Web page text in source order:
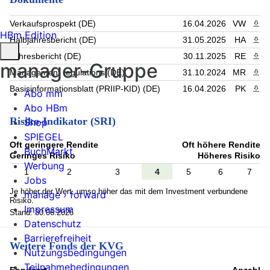
Verkaufsprospekt (DE) 16.04.2026 VW
Halbjahresbericht (DE)
31.05.2025 HA
Jahresbericht (DE)
30.11.2025 RE
Management regulations (DE)
31.10.2024 MR
Basisinformationsblatt (PRIIP-KID) (DE)
16.04.2026 PK
Risiko-Indikator (SRI)
Oft geringere Rendite
Geringes Risiko
Oft höhere Rendite
Höheres Risiko
1
2 3 4 5 6 7
Je höher der Wert, umso höher das mit dem Investment verbundene
Risiko.
Stand: 30.06.2026
Weitere Fonds der KVG
HBm Edition
manager-Gruppe
Abo mm
Abo HBm
Shop
SPIEGEL
BuchMarkt
Werbung
Jobs
manage › forward
Impressum
Datenschutz
Barrierefreiheit
Nutzungsbedingungen
Teilnahmebedingungen